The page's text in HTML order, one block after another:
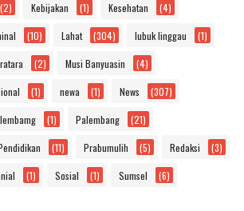
(2) Kebijakan (1) Kesehatan (4)
(10) Lahat (304) lubuk linggau (1)
(2) Musi Banyuasin (4)
(1) newa (1) News (307)
(1) Palembang (21)
(11) Prabumulih (5) Redaksi (3)
(1) Sosial (1) Sumsel (6)